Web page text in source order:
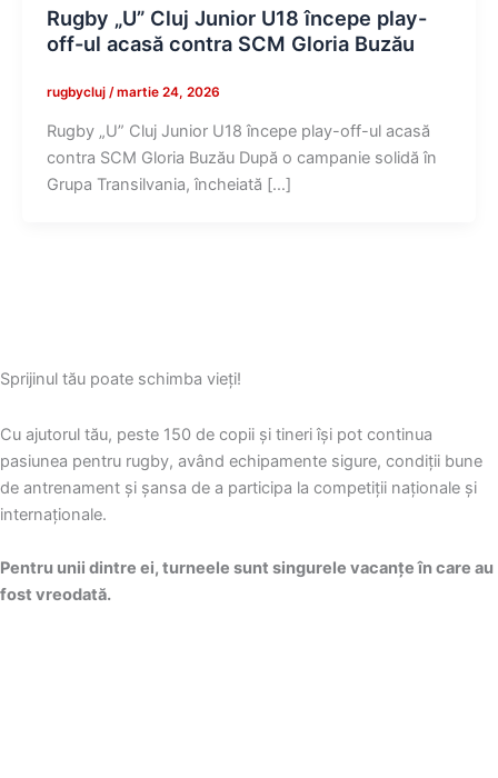
Rugby „U” Cluj Junior U18 începe play-
off-ul acasă contra SCM Gloria Buzău
rugbycluj /martie 24, 2026
Rugby „U” Cluj Junior U18 începe play-off-ul acasă
contra SCM Gloria Buzău După o campanie solidă în
Grupa Transilvania, încheiată […]
Sprijinul tău poate schimba vieți!
Cu ajutorul tău, peste 150 de copii și tineri își pot continua
pasiunea pentru rugby, având echipamente sigure, condiții bune
de antrenament și șansa de a participa la competiții naționale și
internaționale.
Pentru unii dintre ei, turneele sunt singurele vacanțe în care au
fost vreodată.